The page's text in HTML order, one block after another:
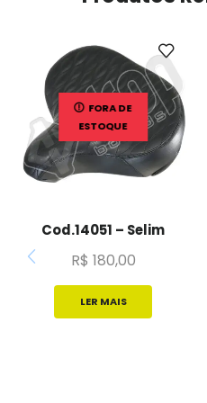
FORA DE
ESTOQUE
Cod.14051 – Selim
R$ 180,00
LER MAIS